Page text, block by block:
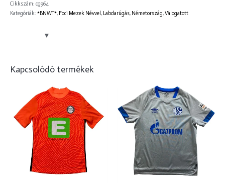
Cikkszám: cg964
Kategóriák: *BNWT*, Foci Mezek Névvel , Labdarúgás, Németország,Válogatott
Kapcsolódó termékek